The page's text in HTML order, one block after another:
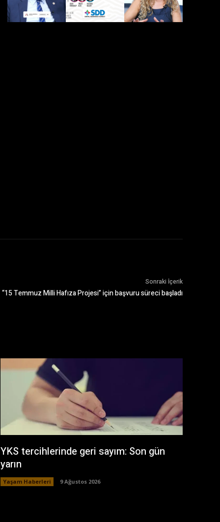
Sonraki İçerik
“15 Temmuz Milli Hafıza Projesi” için başvuru süreci başladı
YKS tercihlerinde geri sayım: Son gün
yarın
Yaşam Haberleri 9 Ağustos 2026